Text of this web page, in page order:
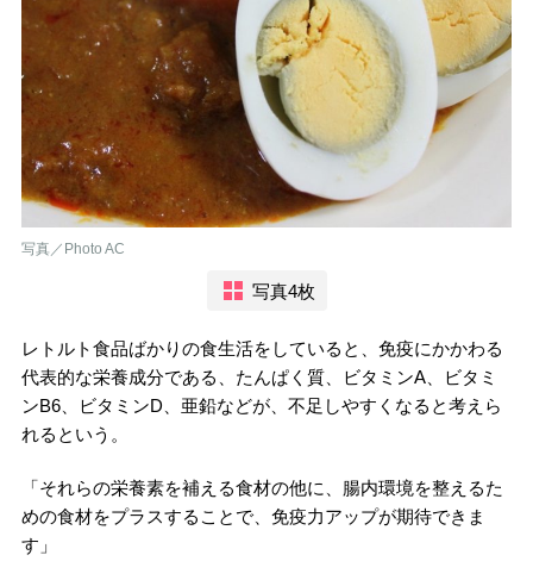
写真／Photo AC
写真4枚
レトルト食品ばかりの食生活をしていると、免疫にかかわる
代表的な栄養成分である、たんぱく質、ビタミンA、ビタミ
ンB6、ビタミンD、亜鉛などが、不足しやすくなると考えら
れるという。
「それらの栄養素を補える食材の他に、腸内環境を整えるた
めの食材をプラスすることで、免疫力アップが期待できま
す」